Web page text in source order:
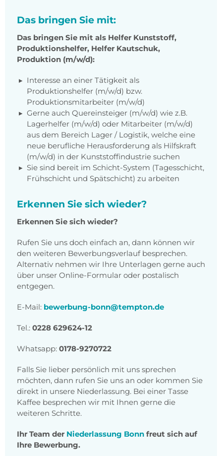
Das bringen Sie mit:
Das bringen Sie mit als Helfer Kunststoff,
Produktionshelfer, Helfer Kautschuk,
Produktion (m/w/d):
Interesse an einer Tätigkeit als
Produktionshelfer (m/w/d) bzw.
Produktionsmitarbeiter (m/w/d)
Gerne auch Quereinsteiger (m/w/d) wie z.B.
Lagerhelfer (m/w/d) oder Mitarbeiter (m/w/d)
aus dem Bereich Lager / Logistik, welche eine
neue berufliche Herausforderung als Hilfskraft
(m/w/d) in der Kunststoffindustrie suchen
Sie sind bereit im Schicht-System (Tagesschicht,
Frühschicht und Spätschicht) zu arbeiten
Erkennen Sie sich wieder?
Erkennen Sie sich wieder?
Rufen Sie uns doch einfach an, dann können wir
den weiteren Bewerbungsverlauf besprechen.
Alternativ nehmen wir Ihre Unterlagen gerne auch
über unser Online-Formular oder postalisch
entgegen.
E-Mail: bewerbung-bonn@tempton.de
Tel.: 0228 629624-12
Whatsapp: 0178-9270722
Falls Sie lieber persönlich mit uns sprechen
möchten, dann rufen Sie uns an oder kommen Sie
direkt in unsere Niederlassung. Bei einer Tasse
Kaffee besprechen wir mit Ihnen gerne die
weiteren Schritte.
Ihr Team der Niederlassung Bonn freut sich auf
Ihre Bewerbung.